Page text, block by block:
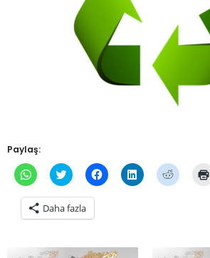
Paylaş:
WhatsApp'ta
paylaşmak
tıklayın
(Yeni
pencerede
Twitter
üzerinde
için
tıklayın
(Yeni
Facebook'ta
paylaşmak
Linkedln
üzerinden
Reddit
üzerinde
Daha fazla